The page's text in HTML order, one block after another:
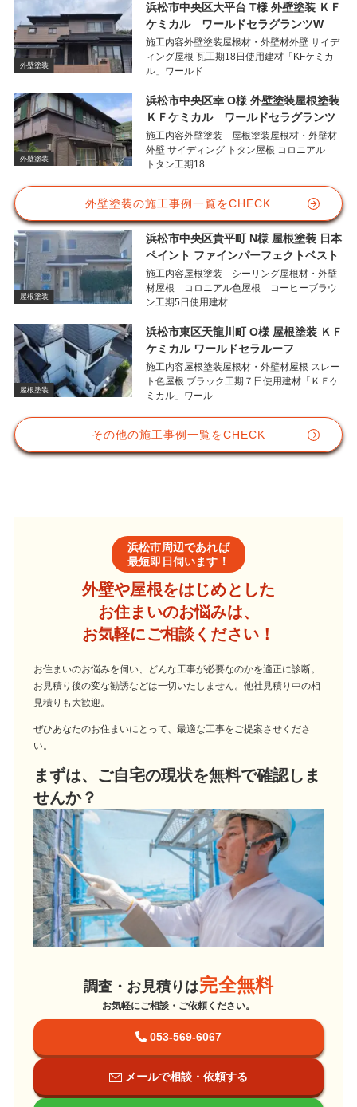
外壁塗装
浜松市中央区大平台 T様 外壁塗装 ＫＦ
ケミカル ワールドセラグランツW
施工内容外壁塗装屋根材・外壁材外壁 サイデ
ィング屋根 瓦工期18日使用建材「KFケミカ
ル」ワールド
外壁塗装
浜松市中央区幸 O様 外壁塗装屋根塗装
ＫＦケミカル ワールドセラグランツ
施工内容外壁塗装 屋根塗装屋根材・外壁材
外壁 サイディング トタン屋根 コロニアル
トタン工期18
外壁塗装の施工事例一覧をCHECK
屋根塗装
浜松市中央区貴平町 N様 屋根塗装 日本
ペイント ファインパーフェクトベスト
施工内容屋根塗装 シーリング屋根材・外壁
材屋根 コロニアル色屋根 コーヒーブラウ
ン工期5日使用建材
屋根塗装
浜松市東区天龍川町 O様 屋根塗装 ＫＦ
ケミカル ワールドセラルーフ
施工内容屋根塗装屋根材・外壁材屋根 スレー
ト色屋根 ブラック工期７日使用建材「ＫＦケ
ミカル」ワール
その他の施工事例一覧をCHECK
浜松市周辺であれば
最短即日伺います！
外壁や屋根をはじめとした
お住まいのお悩みは、
お気軽にご相談ください！
お住まいのお悩みを伺い、どんな工事が必要なのかを適正に診断。
お見積り後の変な勧誘などは一切いたしません。他社見積り中の相
見積りも大歓迎。
ぜひあなたのお住まいにとって、最適な工事をご提案させくださ
い。
まずは、ご自宅の現状を無料で確認しま
せんか？
調査・お見積りは完全無料
お気軽にご相談・ご依頼ください。
053-569-6067
メールで相談・依頼する